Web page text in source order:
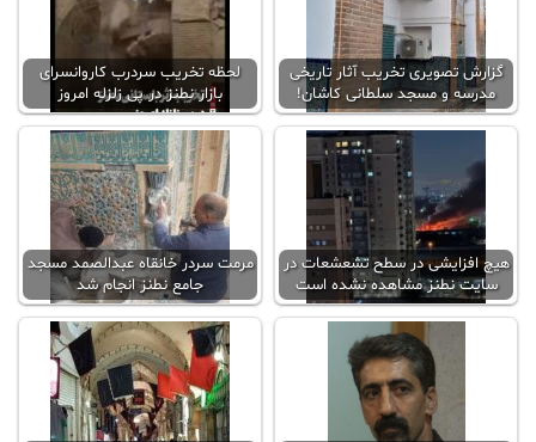
گزارش تصویری تخریب آثار تاریخی
مدرسه و مسجد سلطانی کاشان!
لحظه تخریب سردرب کاروانسرای
بازار نطنز در پی زلزله امروز
هیچ افزایشی در سطح تشعشعات در
سایت نطنز مشاهده نشده است
مرمت سردر خانقاه عبدالصمد مسجد
جامع نطنز انجام شد